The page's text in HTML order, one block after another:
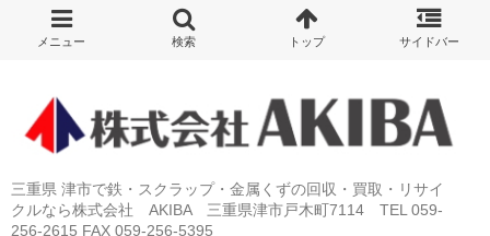
三重県 津市で鉄・スクラップ・金属くずの回収・買取・リサイ
クルなら株式会社 AKIBA 三重県津市戸木町7114 TEL 059-
256-2615 FAX 059-256-5395